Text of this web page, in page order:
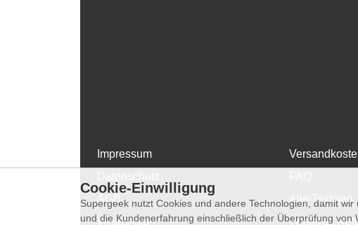
Impressum
WhatsApp
Alle Textilien
Widerruf,
Cookie-Einwilligung
Supergeek nutzt Cookies und andere Technologien, damit
und die Kundenerfahrung einschließlich der Überprüfung